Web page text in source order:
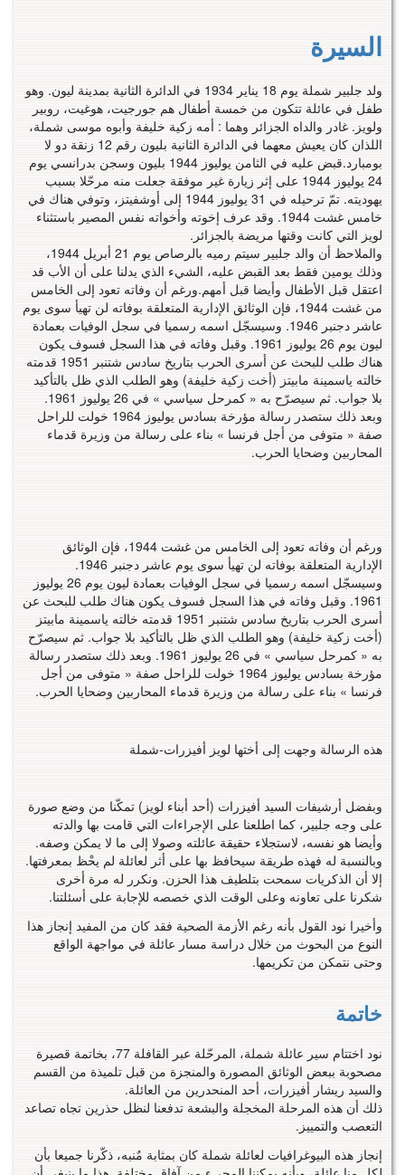
السيرة
ولد جلبير شملة يوم 18 يناير 1934 في الدائرة الثانية بمدينة ليون. وهو
طفل في عائلة تتكون من خمسة أطفال هم جورجيت، هوغيت، روبير
ولويز. غادر والداه الجزائر وهما : أمه زكية خليفة وأبوه موسى شملة،
اللذان كان يعيش معهما في الدائرة الثانية بليون رقم 12 زنقة دو لا
بومبارد.قبض عليه في الثامن يوليوز 1944 بليون وسجن بدرانسي يوم
24 يوليوز 1944 على إثر زيارة غير موفقة جعلت منه مرحّلا بسبب
يهوديته. تمّ ترحيله في 31 يوليوز 1944 إلى أوشفيتز، وتوفي هناك في
خامس غشت 1944. وقد عرف إخوته وأخواته نفس المصير باستثناء
لويز التي كانت وقتها مريضة بالجزائر.
والملاحظ أن والد جلبير سيتم رميه بالرصاص يوم 21 أبريل 1944،
وذلك يومين فقط بعد القبض عليه، الشيء الذي يدلنا على أن الأب قد
اعتقل قبل الأطفال وأيضا قبل أمهم.ورغم أن وفاته تعود إلى الخامس
من غشت 1944، فإن الوثائق الإدارية المتعلقة بوفاته لن تهيأ سوى يوم
عاشر دجنبر 1946. وسيسجّل اسمه رسميا في سجل الوفيات بعمادة
ليون يوم 26 يوليوز 1961. وقبل وفاته في هذا السجل فسوف يكون
هناك طلب للبحث عن أسرى الحرب بتاريخ سادس شتنبر 1951 قدمته
خالته ياسمينة مابيتز (أخت زكية خليفة) وهو الطلب الذي ظل بالتأكيد
بلا جواب. ثم سيصرّح به « كمرحل سياسي » في 26 يوليوز 1961.
وبعد ذلك ستصدر رسالة مؤرخة بسادس يوليوز 1964 خولت للراحل
صفة « متوفى من أجل فرنسا » بناء على رسالة من وزيرة قدماء
المحاربين وضحايا الحرب.
ورغم أن وفاته تعود إلى الخامس من غشت 1944، فإن الوثائق
الإدارية المتعلقة بوفاته لن تهيأ سوى يوم عاشر دجنبر 1946.
وسيسجّل اسمه رسميا في سجل الوفيات بعمادة ليون يوم 26 يوليوز
1961. وقبل وفاته في هذا السجل فسوف يكون هناك طلب للبحث عن
أسرى الحرب بتاريخ سادس شتنبر 1951 قدمته خالته ياسمينة مابيتز
(أخت زكية خليفة) وهو الطلب الذي ظل بالتأكيد بلا جواب. ثم سيصرّح
به « كمرحل سياسي » في 26 يوليوز 1961. وبعد ذلك ستصدر رسالة
مؤرخة بسادس يوليوز 1964 خولت للراحل صفة « متوفى من أجل
فرنسا » بناء على رسالة من وزيرة قدماء المحاربين وضحايا الحرب.
هذه الرسالة وجهت إلى أختها لويز أفيزرات-شملة
وبفضل أرشيفات السيد أفيزرات (أحد أبناء لويز) تمكّنا من وضع صورة
على وجه جلبير، كما اطلعنا على الإجراءات التي قامت بها والدته
وأيضا هو نفسه، لاستجلاء حقيقة عائلته وصولا إلى ما لا يمكن وصفه.
وبالنسبة له فهذه طريقة سيحافظ بها على أثر لعائلة لم يحْظ بمعرفتها.
إلا أن الذكريات سمحت بتلطيف هذا الحزن. ونكرر له مرة أخرى
شكرنا على تعاونه وعلى الوقت الذي خصصه للإجابة على أسئلتنا.
وأخيرا نود القول بأنه رغم الأزمة الصحية فقد كان من المفيد إنجاز هذا
النوع من البحوث من خلال دراسة مسار عائلة في مواجهة الواقع
وحتى نتمكن من تكريمها.
خاتمة
نود اختتام سير عائلة شملة، المرحّلة عبر القافلة 77، بخاتمة قصيرة
مصحوبة ببعض الوثائق المصورة والمنجزة من قبل تلميذة من القسم
والسيد ريشار أفيزرات، أحد المنحدرين من العائلة.
ذلك أن هذه المرحلة المخجلة والبشعة تدفعنا لنظل حذرين تجاه تصاعد
التعصب والتمييز.
إنجاز هذه البيوغرافيات لعائلة شملة كان بمثابة مٌنبه، ذكّرنا جميعا بأن